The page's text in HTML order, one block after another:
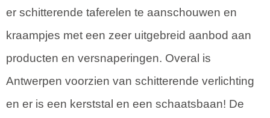
er schitterende taferelen te aanschouwen en
kraampjes met een zeer uitgebreid aanbod aan
producten en versnaperingen. Overal is
Antwerpen voorzien van schitterende verlichting
en er is een kerststal en een schaatsbaan! De